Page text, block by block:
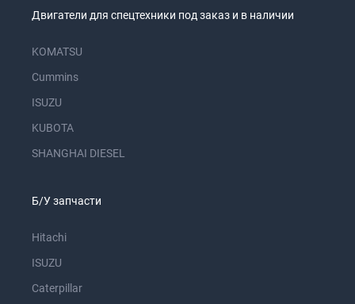
Двигатели для спецтехники под заказ и в наличии
KOMATSU
Cummins
ISUZU
KUBOTA
SHANGHAI DIESEL
Б/У запчасти
Hitachi
ISUZU
Caterpillar